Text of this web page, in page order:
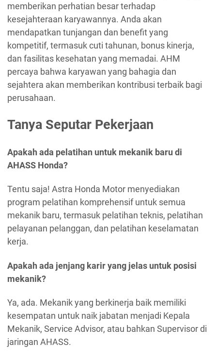
memberikan perhatian besar terhadap
kesejahteraan karyawannya. Anda akan
mendapatkan tunjangan dan benefit yang
kompetitif, termasuk cuti tahunan, bonus kinerja,
dan fasilitas kesehatan yang memadai. AHM
percaya bahwa karyawan yang bahagia dan
sejahtera akan memberikan kontribusi terbaik bagi
perusahaan.
Tanya Seputar Pekerjaan
Apakah ada pelatihan untuk mekanik baru di
AHASS Honda?
Tentu saja! Astra Honda Motor menyediakan
program pelatihan komprehensif untuk semua
mekanik baru, termasuk pelatihan teknis, pelatihan
pelayanan pelanggan, dan pelatihan keselamatan
kerja.
Apakah ada jenjang karir yang jelas untuk posisi
mekanik?
Ya, ada. Mekanik yang berkinerja baik memiliki
kesempatan untuk naik jabatan menjadi Kepala
Mekanik, Service Advisor, atau bahkan Supervisor di
jaringan AHASS.